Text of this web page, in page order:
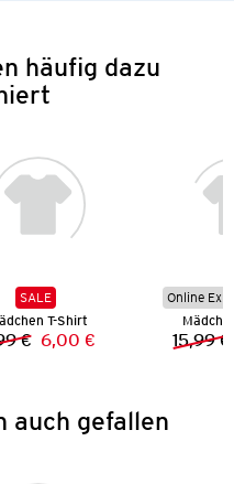
häufig dazu
SALE
T-Shirt
Vorheriger Preis:
€ Neuer Preis:
6,00 €
Online
15,99 €
auch gefallen